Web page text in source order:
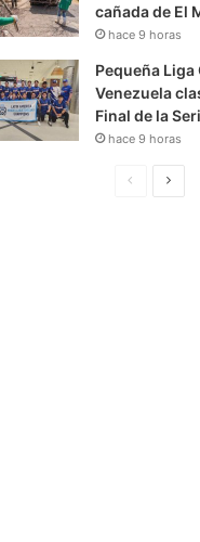
cañada de El
hace 9 horas
Pequeña
Venezuela
Final de la
hace 9 horas
S